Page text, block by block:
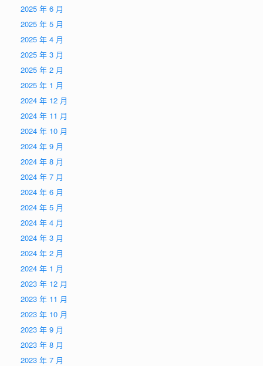
2025 年 6 月
2025 年 5 月
2025 年 4 月
2025 年 3 月
2025 年 2 月
2025 年 1 月
2024 年 12 月
2024 年 11 月
2024 年 10 月
2024 年 9 月
2024 年 8 月
2024 年 7 月
2024 年 6 月
2024 年 5 月
2024 年 4 月
2024 年 3 月
2024 年 2 月
2024 年 1 月
2023 年 12 月
2023 年 11 月
2023 年 10 月
2023 年 9 月
2023 年 8 月
2023 年 7 月